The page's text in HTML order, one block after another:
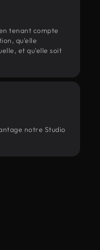
tenant compte
qu'elle
et qu'elle soit
notre Studio